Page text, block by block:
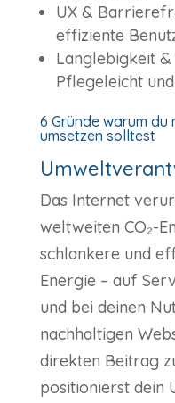
UX &
effiziente
Langlebigkeit
Pflegeleicht
6 Gründe warum du
umsetzen solltest
Das Internet
weltweiten CO₂-
schlankere und
Energie – auf
und bei deinen
nachhaltigen
direkten Beitrag
positionierst dein